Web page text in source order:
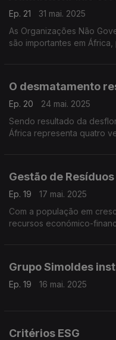
Ep. 21
31 mai. 2025
As Organizações Não
são importantes em
O desmatamento
Ep. 20
24 mai. 2025
Sendo resultado da
África representa quatro
Gestão de Resíduos
Ep. 19
17 mai. 2025
Com a população em
recursos económico-
Grupo Simoldes
Ep. 19 16 mai. 2025
Critérios ESG